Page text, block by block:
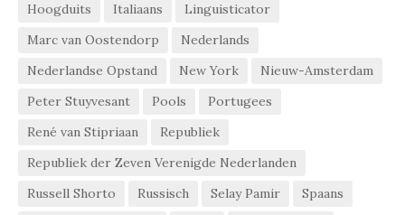
Hoogduits
Italiaans
Linguisticator
Marc van Oostendorp
Nederlands
Nederlandse Opstand
New York
Nieuw-Amsterdam
Peter Stuyvesant
Pools
Portugees
René van Stipriaan
Republiek
Republiek der Zeven Verenigde Nederlanden
Russell Shorto
Russisch Selay Pamir
Spaans